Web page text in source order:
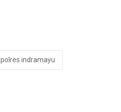
polres indramayu